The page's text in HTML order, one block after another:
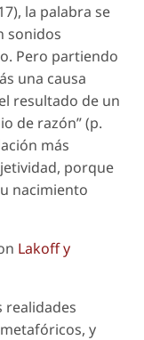
la palabra se
sonidos
Pero partiendo
una causa
resultado de un
de razón” (p.
más
porque
nacimiento
Lakoff y
realidades
y